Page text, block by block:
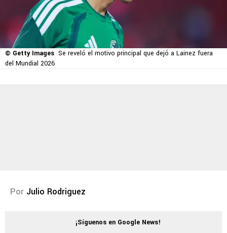
© Getty Images Se reveló el motivo principal que dejó a Lainez fuera
del Mundial 2026
Por Julio Rodriguez
¡Síguenos en Google News!